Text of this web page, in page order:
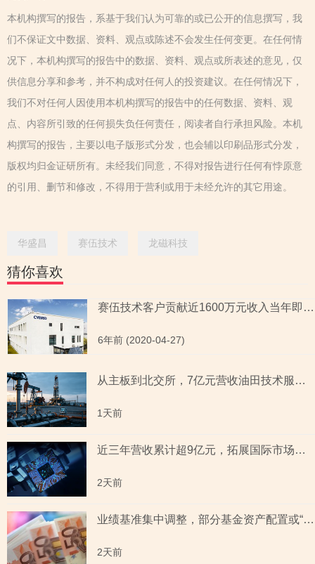
本机构撰写的报告，系基于我们认为可靠的或已公开的信息撰写，我
们不保证文中数据、资料、观点或陈述不会发生任何变更。在任何情
况下，本机构撰写的报告中的数据、资料、观点或所表述的意见，仅
供信息分享和参考，并不构成对任何人的投资建议。在任何情况下，
我们不对任何人因使用本机构撰写的报告中的任何数据、资料、观
点、内容所引致的任何损失负任何责任，阅读者自行承担风险。本机
构撰写的报告，主要以电子版形式分发，也会辅以印刷品形式分发，
版权均归金证研所有。未经我们同意，不得对报告进行任何有悖原意
的引用、删节和修改，不得用于营利或用于未经允许的其它用途。
华盛昌 赛伍技术 龙磁科技
猜你喜欢
赛伍技术客户贡献近1600万元收入当年即停业 未申报年报被吊销
6年前 (2020-04-27)
从主板到北交所，7亿元营收油田技术服务商两次撤单，募投项目必要性与核心技术竞争力遭“拷问”
1天前
近三年营收累计超9亿元，拓展国际市场背后外销收入合计六百余万元，辅导期间参与高校牵头的重点研发项目，大客户股东或与该高校人员“同名”
2天前
业绩基准集中调整，部分基金资产配置或“偏离”基准，最近一年末基金经理自持份额回落
2天前